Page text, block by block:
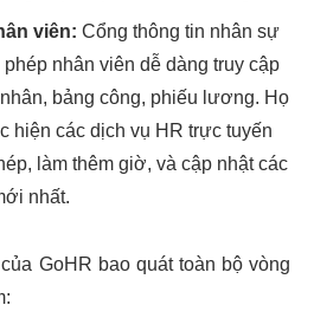
viên: Cổng thông tin nhân sự
nhân viên dễ dàng truy cập
bảng công, phiếu lương. Họ
hiện các dịch vụ HR trực tuyến
làm thêm giờ, và cập nhật các
nhất.
GoHR bao quát toàn bộ vòng